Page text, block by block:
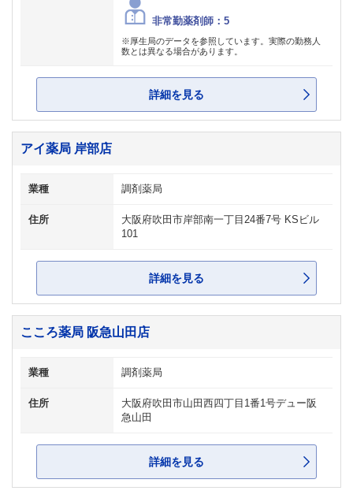
非常勤薬剤師：5
※厚生局のデータを参照しています。実際の勤務人
数とは異なる場合があります。
詳細を見る
アイ薬局 岸部店
業種 調剤薬局
住所
大阪府吹田市岸部南一丁目24番7号 KSビル
101
詳細を見る
こころ薬局 阪急山田店
業種 調剤薬局
住所
大阪府吹田市山田西四丁目1番1号デュー阪
急山田
詳細を見る